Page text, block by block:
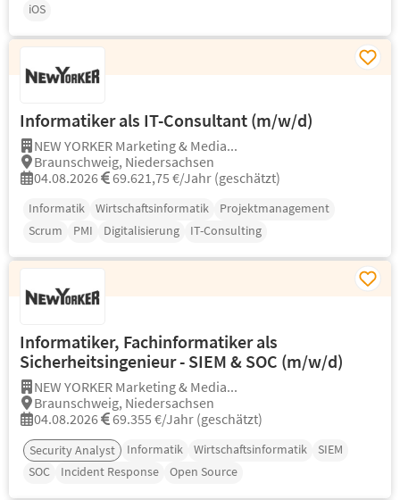
iOS
Informatiker als IT-Consultant (m/w/d)
NEW YORKER Marketing & Media...
Braunschweig, Niedersachsen
04.08.2026
69.621,75 €/Jahr (geschätzt)
Informatik Wirtschaftsinformatik
Projektmanagement
Scrum
PMI Digitalisierung IT-Consulting
Informatiker, Fachinformatiker als
Sicherheitsingenieur - SIEM & SOC (m/w/d)
NEW YORKER Marketing & Media...
Braunschweig, Niedersachsen
04.08.2026
69.355 €/Jahr (geschätzt)
Security Analyst Informatik Wirtschaftsinformatik
SIEM
SOC
Incident Response Open Source